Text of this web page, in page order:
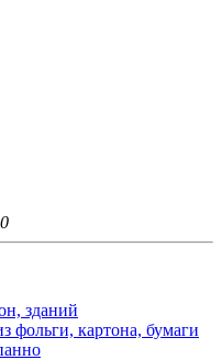
зданий
фольги, картона, бумаги